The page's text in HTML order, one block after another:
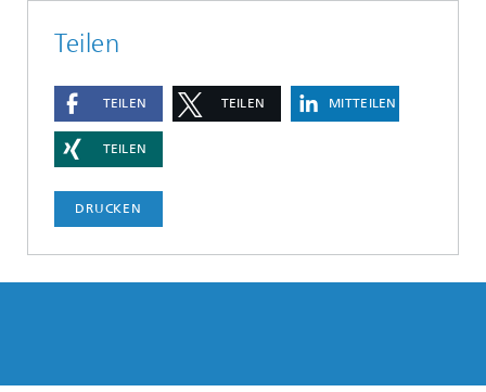
Teilen
TEILEN TEILEN MITTEILEN
TEILEN
DRUCKEN